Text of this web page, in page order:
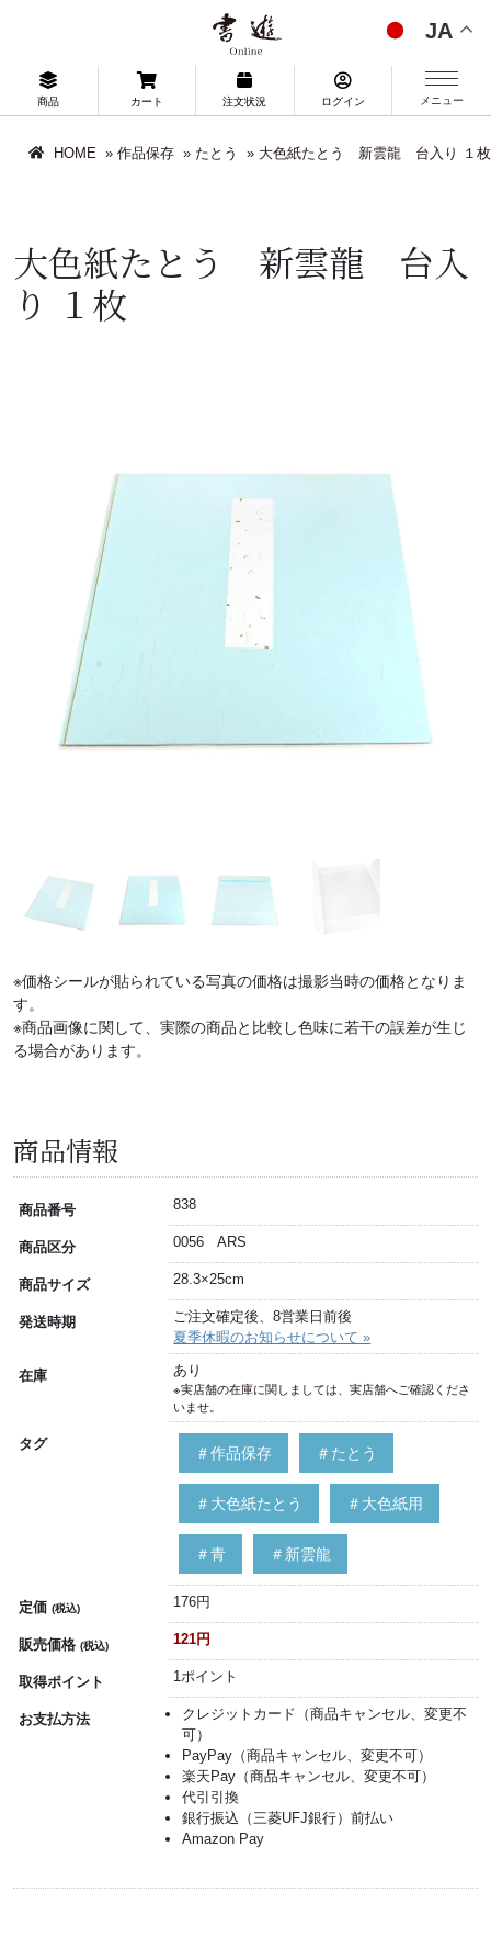
JA
商品 カート 注文状況 ログイン メニュー
HOME » 作品保存 » たとう » 大色紙たとう 新雲龍 台入り １枚
大色紙たとう 新雲龍 台入
り １枚
※価格シールが貼られている写真の価格は撮影当時の価格となりま
す。
※商品画像に関して、実際の商品と比較し色味に若干の誤差が生じ
る場合があります。
商品情報
商品番号 838
商品区分 0056 ARS
商品サイズ 28.3×25cm
発送時期
ご注文確定後、8営業日前後
夏季休暇のお知らせについて »
在庫 あり
※実店舗の在庫に関しましては、実店舗へご確認くださ
いませ。
タグ
＃作品保存 ＃たとう
＃大色紙たとう ＃大色紙用
＃青 ＃新雲龍
定価 (税込) 176円
販売価格 (税込) 121円
取得ポイント 1ポイント
お支払方法
クレジットカード（商品キャンセル、変更不
可）
PayPay（商品キャンセル、変更不可）
楽天Pay（商品キャンセル、変更不可）
代引引換
銀行振込（三菱UFJ銀行）前払い
Amazon Pay